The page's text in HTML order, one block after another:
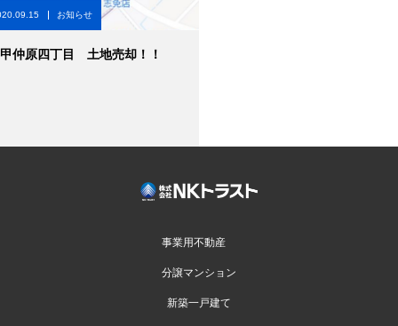
お知らせ
甲仲原四丁目 土地売却！！
事業用不動産
分譲マンション
新築一戸建て